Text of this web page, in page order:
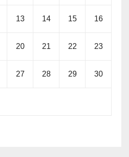
13 14 15 16
20 21 22 23
27 28 29 30